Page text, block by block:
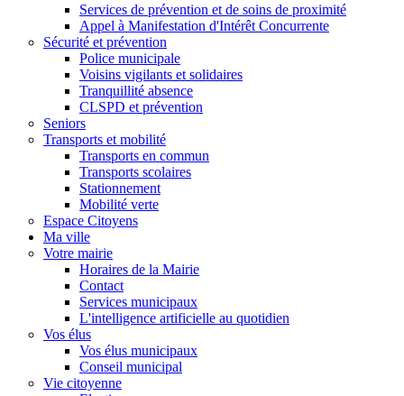
Services de prévention et de soins de proximité
Appel à Manifestation d'Intérêt Concurrente
Sécurité et prévention
Police municipale
Voisins vigilants et solidaires
Tranquillité absence
CLSPD et prévention
Seniors
Transports et mobilité
Transports en commun
Transports scolaires
Stationnement
Mobilité verte
Espace Citoyens
Ma ville
Votre mairie
Horaires de la Mairie
Contact
Services municipaux
L'intelligence artificielle au quotidien
Vos élus
Vos élus municipaux
Conseil municipal
Vie citoyenne